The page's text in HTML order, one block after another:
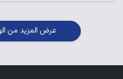
عرض المزيد من